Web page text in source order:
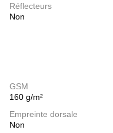
Réflecteurs
Non
GSM
160 g/m²
Empreinte dorsale
Non